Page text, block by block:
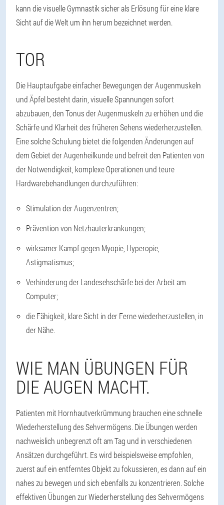
kann die visuelle Gymnastik sicher als Erlösung für eine klare
Sicht auf die Welt um ihn herum bezeichnet werden.
TOR
Die Hauptaufgabe einfacher Bewegungen der Augenmuskeln
und Äpfel besteht darin, visuelle Spannungen sofort
abzubauen, den Tonus der Augenmuskeln zu erhöhen und die
Schärfe und Klarheit des früheren Sehens wiederherzustellen.
Eine solche Schulung bietet die folgenden Änderungen auf
dem Gebiet der Augenheilkunde und befreit den Patienten von
der Notwendigkeit, komplexe Operationen und teure
Hardwarebehandlungen durchzuführen:
Stimulation der Augenzentren;
Prävention von Netzhauterkrankungen;
wirksamer Kampf gegen Myopie, Hyperopie,
Astigmatismus;
Verhinderung der Landesehschärfe bei der Arbeit am
Computer;
die Fähigkeit, klare Sicht in der Ferne wiederherzustellen, in
der Nähe.
WIE MAN ÜBUNGEN FÜR
DIE AUGEN MACHT.
Patienten mit Hornhautverkrümmung brauchen eine schnelle
Wiederherstellung des Sehvermögens. Die Übungen werden
nachweislich unbegrenzt oft am Tag und in verschiedenen
Ansätzen durchgeführt. Es wird beispielsweise empfohlen,
zuerst auf ein entferntes Objekt zu fokussieren, es dann auf ein
nahes zu bewegen und sich ebenfalls zu konzentrieren. Solche
effektiven Übungen zur Wiederherstellung des Sehvermögens